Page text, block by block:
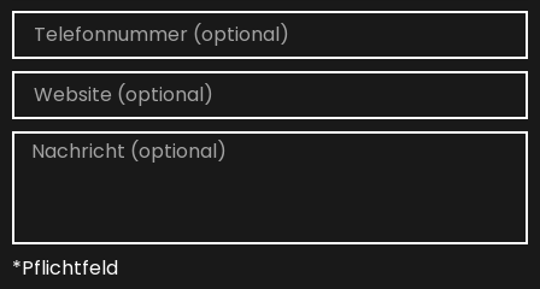
*Pflichtfeld